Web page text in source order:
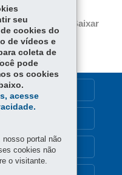
Ap
p
Imprimir Baixar
seu
cookies do
de vídeos e
coleta de
pode
os cookies
acesse
portal não
cookies não
o visitante.